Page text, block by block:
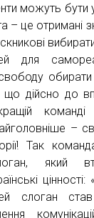
можуть бути у
– це отримані
для
обирати
що дійсно до
–
Так
який
слоган